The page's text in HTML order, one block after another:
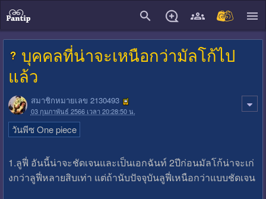
บุคคลที่น่าจะเหนือกว่ามัลโก้ไป
แล้ว
สมาชิกหมายเลข 2130493
03 กุมภาพันธ์ 2566 เวลา 20:28:50 น.
วันพีซ One piece
1.ลูฟี่ อันนี้น่าจะชัดเจนและเป็นเอกฉันท์ 2ปีก่อนมัลโก้น่าจะเก่
งกว่าลูฟี่หลายสิบเท่า แต่ถ้านับปัจจุบันลูฟี่เหนือกว่าแบบชัดเจน
close